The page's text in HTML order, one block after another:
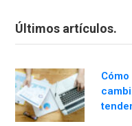
Últimos artículos.